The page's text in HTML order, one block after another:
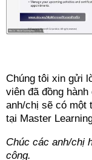
Chúng tôi xin gửi
viên đã đồng
anh/chị sẽ có một
tại Master
Chúc các anh/chị
công.